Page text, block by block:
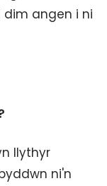
angen i ni
llythyr
ni'n